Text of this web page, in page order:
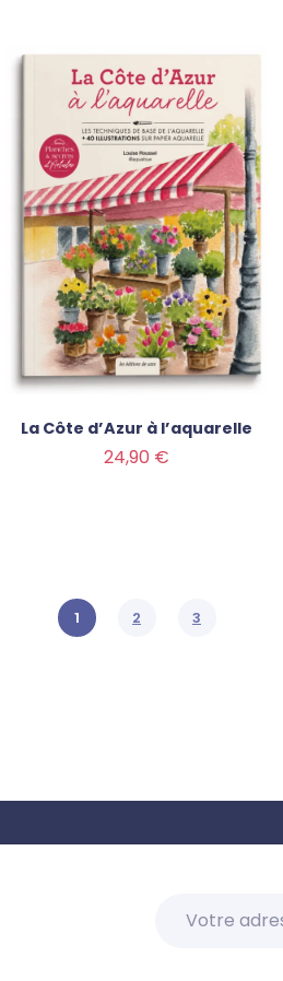
La Côte d’Azur à l’aquarelle
24,90 €
1 2 3